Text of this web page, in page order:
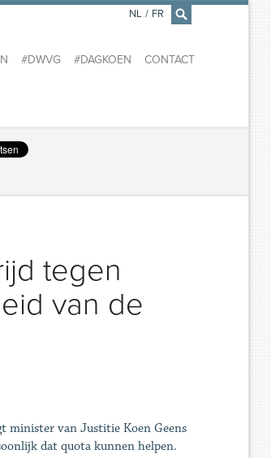
×
#DWVG #DAGKOEN CONTACT
NL / FR
tegen
van de
minister van Justitie Koen Geens
dat quota kunnen helpen.